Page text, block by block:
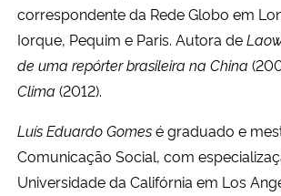
correspondente da Rede Globo em
Iorque, Pequim e Paris. Autora de
de uma repórter brasileira na China
Clima (2012).
Luís Eduardo Gomesé graduado e
Comunicação Social, com
Universidade da Califórnia em Los